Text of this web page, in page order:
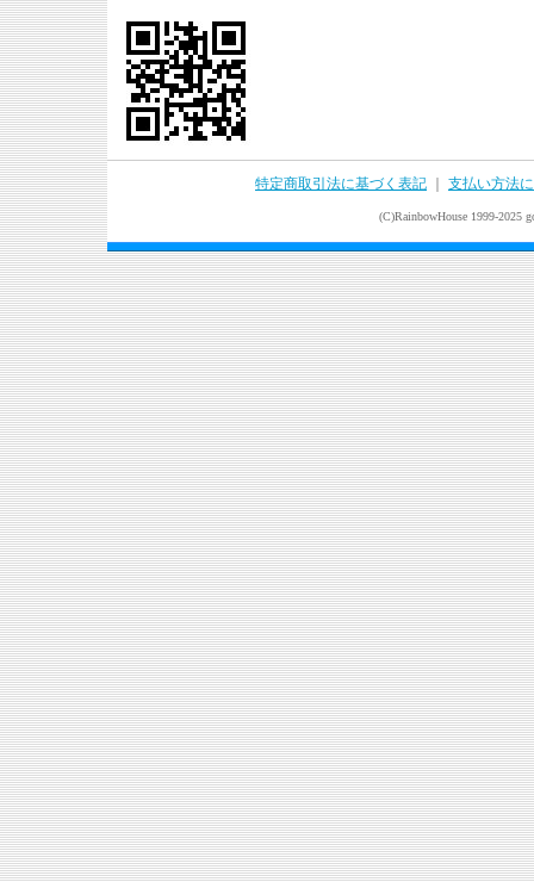
特定商取引法に基づく表記 支払い方法
(C)RainbowHouse 1999-2025